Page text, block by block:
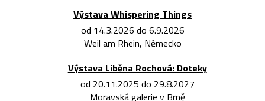
Výstava Whispering Things
od 14.3.2026 do 6.9.2026
Weil am Rhein, Německo
Výstava Liběna Rochová: Doteky
od 20.11.2025 do 29.8.2027
Moravská galerie v Brně